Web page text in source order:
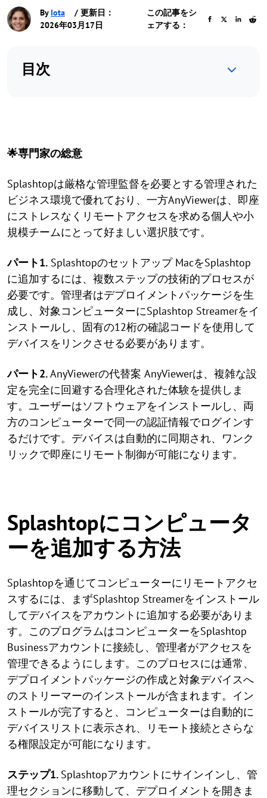
By Iota
/ 更新日：
2026年03月17日
この記事をシ
ェアする：
目次
🌟専門家の総意
Splashtopは厳格な管理監督を必要とする管理された
ビジネス環境で優れており、一方AnyViewerは、即座
にストレスなくリモートアクセスを求める個人や小
規模チームにとって好ましい選択肢です。
パート1. Splashtopのセットアップ MacをSplashtop
に追加するには、複数ステップの技術的プロセスが
必要です。管理者はデプロイメントパッケージを生
成し、対象コンピューターにSplashtop Streamerをイ
ンストールし、固有の12桁の確認コードを使用して
デバイスをリンクさせる必要があります。
パート2.AnyViewerの代替案 AnyViewerは、複雑な設
定を完全に回避する合理化された体験を提供しま
す。ユーザーはソフトウェアをインストールし、両
方のコンピューターで同一の認証情報でログインす
るだけです。デバイスは自動的に同期され、ワンク
リックで即座にリモート制御が可能になります。
Splashtopにコンピュータ
ーを追加する方法
Splashtopを通じてコンピューターにリモートアクセ
スするには、まずSplashtop Streamerをインストール
してデバイスをアカウントに追加する必要がありま
す。このプログラムはコンピューターをSplashtop
Businessアカウントに接続し、管理者がアクセスを
管理できるようにします。このプロセスには通常、
デプロイメントパッケージの作成と対象デバイスへ
のストリーマーのインストールが含まれます。イン
ストールが完了すると、コンピューターは自動的に
デバイスリストに表示され、リモート接続とさらな
る権限設定が可能になります。
ステップ1. Splashtopアカウントにサインインし、管
理セクションに移動して、デプロイメントを開きま